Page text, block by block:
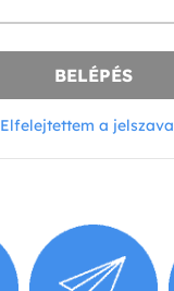
Elfelejtettem a